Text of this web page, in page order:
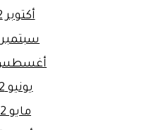
أكتوبر 2022
سبتمبر
أغسطس
يونيو 2022
مايو 2022